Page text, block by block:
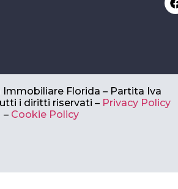
Immobiliare Florida – Partita Iva
i diritti riservati – Privacy Policy
– Cookie Policy